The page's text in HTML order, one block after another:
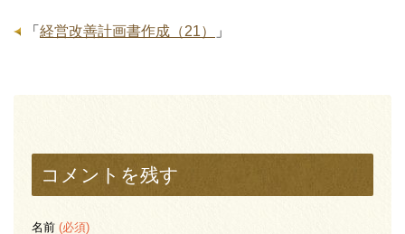
「 経営改善計画書作成（21） 」
コメントを残す
名前 (必須)